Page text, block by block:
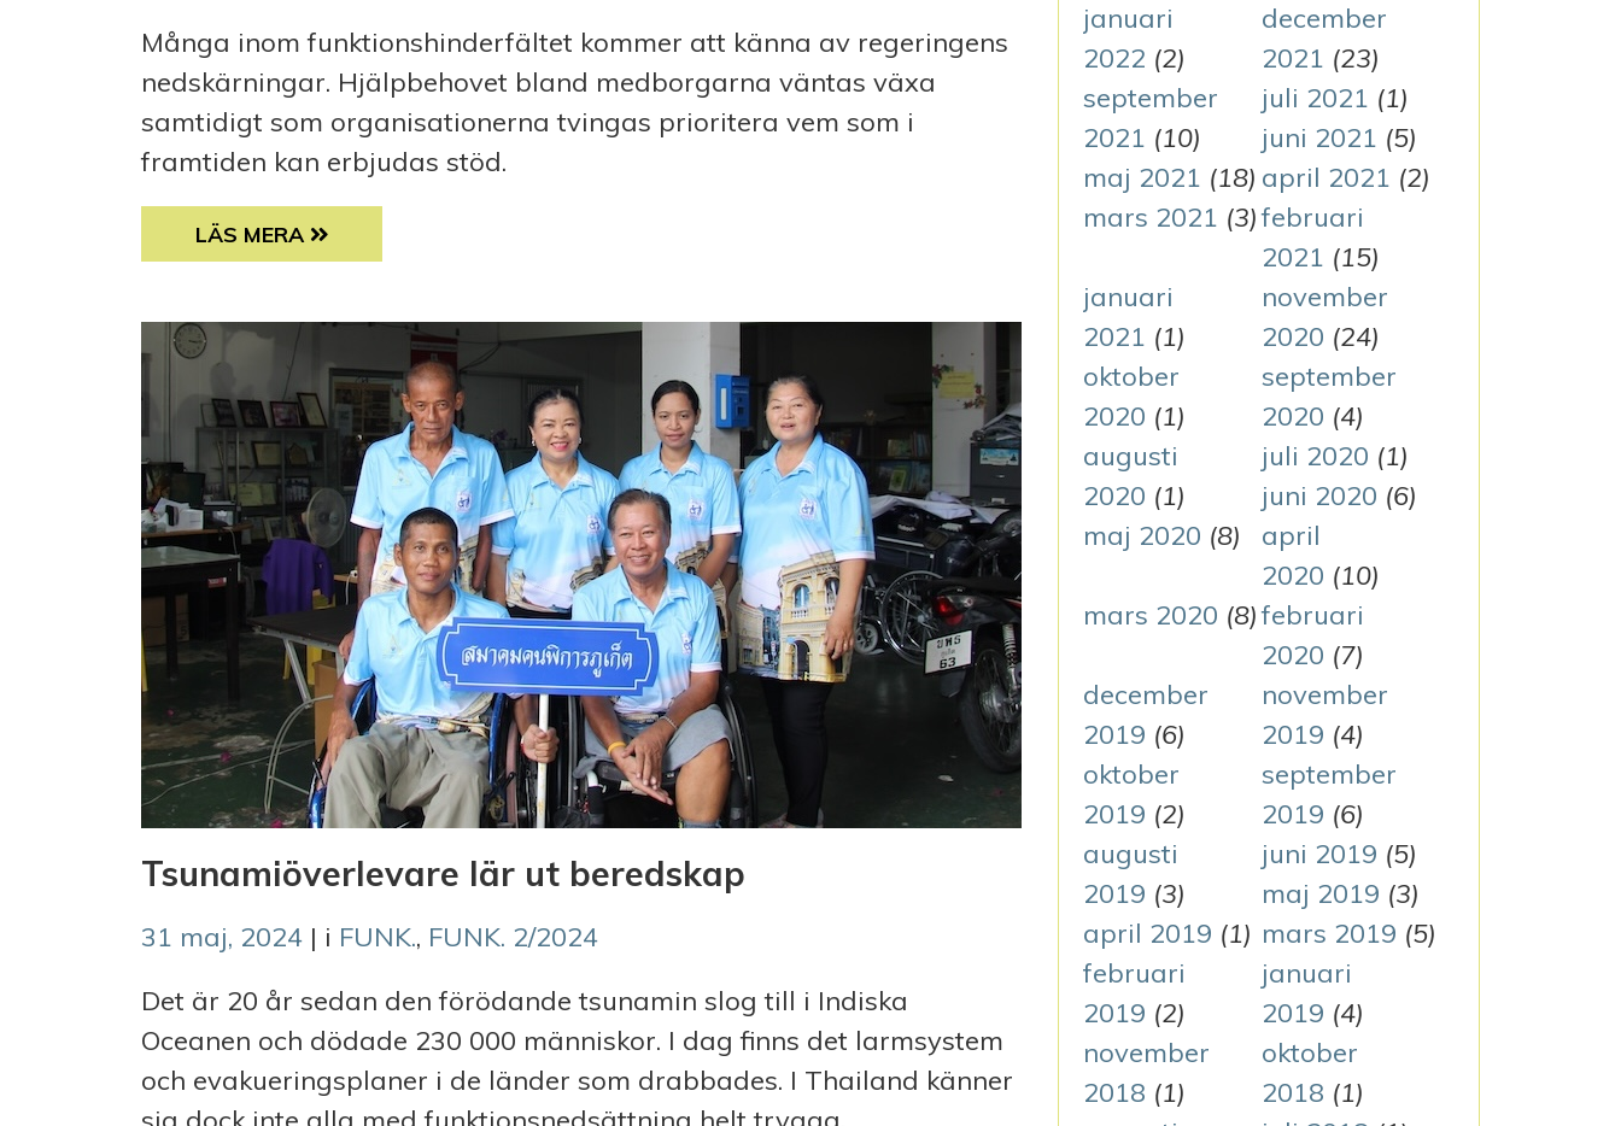
Många inom funktionshinderfältet kommer att känna av regeringens
nedskärningar. Hjälpbehovet bland medborgarna väntas växa
samtidigt som organisationerna tvingas prioritera vem som i
framtiden kan erbjudas stöd.
REGERINGENS SAX DRABBAR FUNKTIONSHINDERFÄLTET
LÄS MERA
Tsunamiöverlevare lär ut beredskap
31 maj, 2024 | i FUNK., FUNK. 2/2024
Det är 20 år sedan den förödande tsunamin slog till i Indiska
Oceanen och dödade 230 000 människor. I dag finns det larmsystem
och evakueringsplaner i de länder som drabbades. I Thailand känner
januari
2022 (2)
december
2021 (23)
september
2021 (10)
juli 2021 (1)
juni 2021 (5)
maj 2021 (18) april 2021 (2)
mars 2021 (3)februari
2021 (15)
januari
2021 (1)
november
2020 (24)
oktober
2020 (1)
september
2020 (4)
augusti
2020 (1)
juli 2020 (1)
juni 2020 (6)
maj 2020 (8)
april
2020 (10)
mars 2020 (8)februari
2020 (7)
december
2019 (6)
november
2019 (4)
oktober
2019 (2)
september
2019 (6)
augusti
2019 (3)
juni 2019 (5)
maj 2019 (3)
april 2019 (1) mars 2019 (5)
februari
2019 (2)
januari
2019 (4)
november
2018 (1)
oktober
2018 (1)